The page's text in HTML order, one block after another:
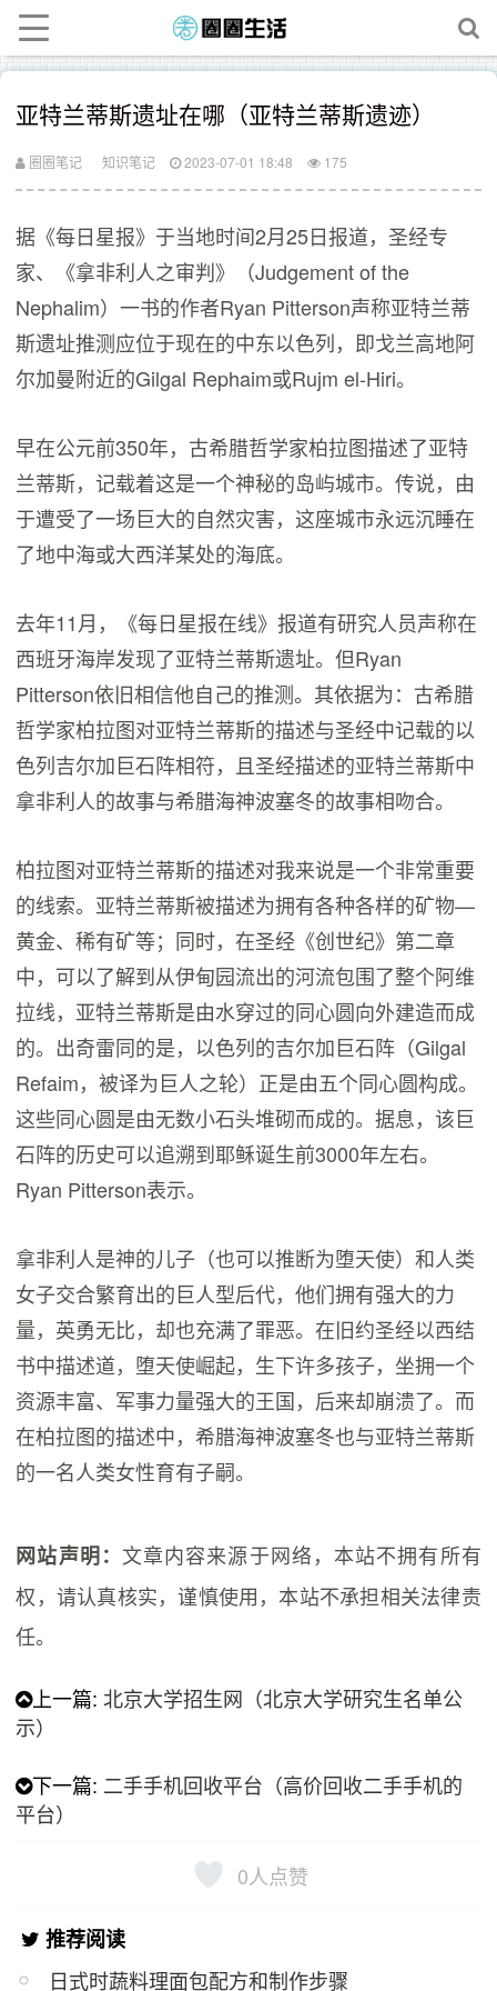
亚特兰蒂斯遗址在哪（亚特兰蒂斯遗迹）
圈圈笔记 知识笔记 2023-07-01 18:48 175
据《每日星报》于当地时间2月25日报道，圣经专
家、《拿非利人之审判》（Judgement of the
Nephalim）一书的作者Ryan Pitterson声称亚特兰蒂
斯遗址推测应位于现在的中东以色列，即戈兰高地阿
尔加曼附近的Gilgal Rephaim或Rujm el-Hiri。
早在公元前350年，古希腊哲学家柏拉图描述了亚特
兰蒂斯，记载着这是一个神秘的岛屿城市。传说，由
于遭受了一场巨大的自然灾害，这座城市永远沉睡在
了地中海或大西洋某处的海底。
去年11月，《每日星报在线》报道有研究人员声称在
西班牙海岸发现了亚特兰蒂斯遗址。但Ryan
Pitterson依旧相信他自己的推测。其依据为：古希腊
哲学家柏拉图对亚特兰蒂斯的描述与圣经中记载的以
色列吉尔加巨石阵相符，且圣经描述的亚特兰蒂斯中
拿非利人的故事与希腊海神波塞冬的故事相吻合。
柏拉图对亚特兰蒂斯的描述对我来说是一个非常重要
的线索。亚特兰蒂斯被描述为拥有各种各样的矿物—
黄金、稀有矿等；同时，在圣经《创世纪》第二章
中，可以了解到从伊甸园流出的河流包围了整个阿维
拉线，亚特兰蒂斯是由水穿过的同心圆向外建造而成
的。出奇雷同的是，以色列的吉尔加巨石阵（Gilgal
Refaim，被译为巨人之轮）正是由五个同心圆构成。
这些同心圆是由无数小石头堆砌而成的。据息，该巨
石阵的历史可以追溯到耶稣诞生前3000年左右。
Ryan Pitterson表示。
拿非利人是神的儿子（也可以推断为堕天使）和人类
女子交合繁育出的巨人型后代，他们拥有强大的力
量，英勇无比，却也充满了罪恶。在旧约圣经以西结
书中描述道，堕天使崛起，生下许多孩子，坐拥一个
资源丰富、军事力量强大的王国，后来却崩溃了。而
在柏拉图的描述中，希腊海神波塞冬也与亚特兰蒂斯
的一名人类女性育有子嗣。
网站声明： 文章内容来源于网络，本站不拥有所有
权，请认真核实，谨慎使用，本站不承担相关法律责
任。
上一篇:北京大学招生网（北京大学研究生名单公
示）
下一篇: 二手手机回收平台（高价回收二手手机的
平台）
0人点赞
推荐阅读
日式时蔬料理面包配方和制作步骤